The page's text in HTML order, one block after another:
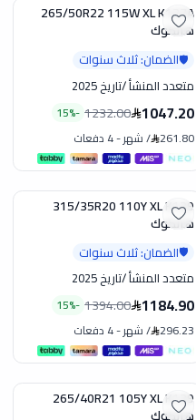
تخفيض
265/50R22 115W XL K127A
هانكوك
🛡️الضمان: ثلاث سنوات
متعدد المنشأ/تاريخ 2025
1047.20
1232.00
-
15%
261.80
/شهر-4 دفعات
تخفيض315/35R20 110Y XL K129
هانكوك
🛡️الضمان: ثلاث سنوات
متعدد المنشأ/تاريخ 2025
1184.90
1394.00
-
15%
296.23
/شهر-4 دفعات
تخفيض265/40R21 105Y XL K129